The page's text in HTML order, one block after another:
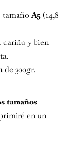
tamañoA5(14,8
cariño y bien
de 300gr.
tamaños
en un